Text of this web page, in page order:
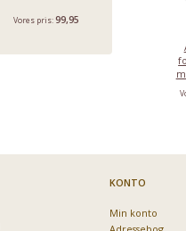
Vores pris:99,95
KONTO
Min konto